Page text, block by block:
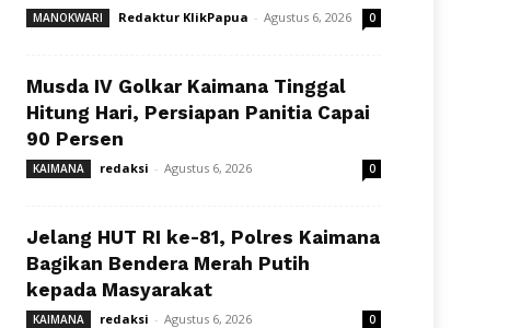
MANOKWARI Redaktur KlikPapua - Agustus 6, 2026 0
Musda IV Golkar Kaimana Tinggal
Hitung Hari, Persiapan Panitia Capai
90 Persen
KAIMANA redaksi - Agustus 6, 2026 0
Jelang HUT RI ke-81, Polres Kaimana
Bagikan Bendera Merah Putih
kepada Masyarakat
KAIMANA redaksi - Agustus 6, 2026 0